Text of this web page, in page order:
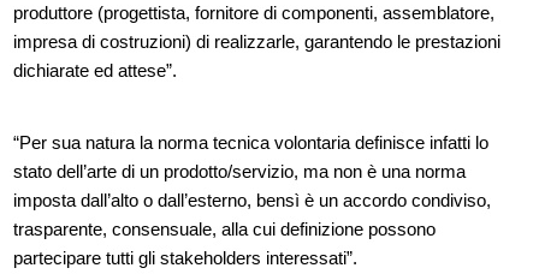
produttore (progettista, fornitore di componenti, assemblatore,
impresa di costruzioni) di realizzarle, garantendo le prestazioni
dichiarate ed attese”.
“Per sua natura la norma tecnica volontaria definisce infatti lo
stato dell’arte di un prodotto/servizio, ma non è una norma
imposta dall’alto o dall’esterno, bensì è un accordo condiviso,
trasparente, consensuale, alla cui definizione possono
partecipare tutti gli stakeholders interessati”.